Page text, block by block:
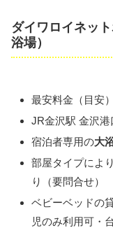
ダイワロイネッ
浴場）
最安料金（目安
JR金沢駅 金沢
宿泊者専用の大
部屋タイプによ
り（要問合せ）
ベビーベッドの
児のみ利用可・